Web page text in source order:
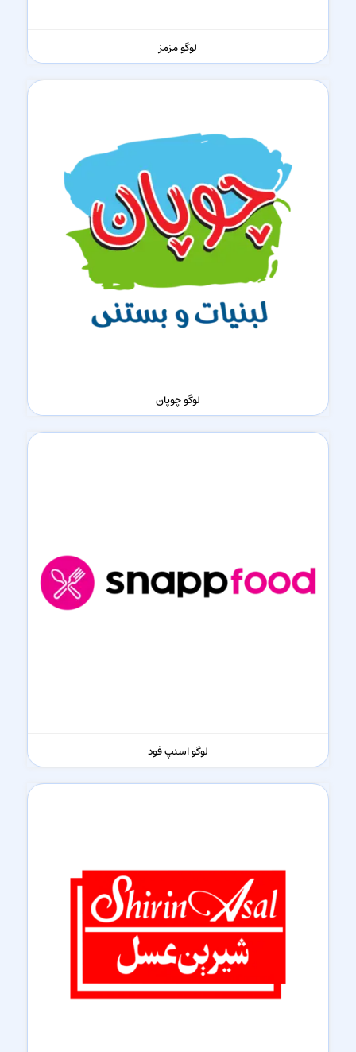
لوگو مزمز
لوگو چوپان
لوگو اسنپ فود